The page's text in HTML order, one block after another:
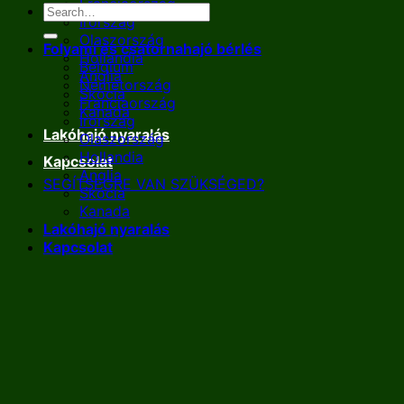
Franciaország
Írország
Olaszország
Hollandia
Anglia
Skócia
Kanada
Lakóhajó nyaralás
Kapcsolat
SEGÍTSÉGRE VAN SZÜKSÉGED?
Folyami és csatornahajó bérlés
Belgium
Németország
Franciaország
Írország
Olaszország
Hollandia
Anglia
Skócia
Kanada
Lakóhajó nyaralás
Kapcsolat